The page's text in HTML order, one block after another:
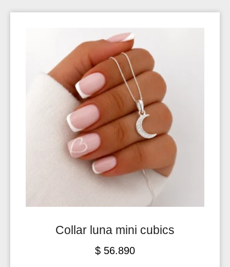
Collar luna mini cubics
$ 56.890